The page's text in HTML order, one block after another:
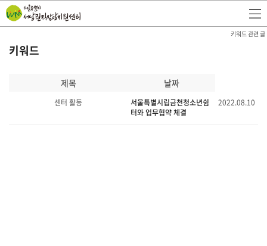
키워드
키워드 관련 글
제목 날짜
센터 활동
서울특별시립금천청소년쉼
터와 업무협약 체결
2022.08.10